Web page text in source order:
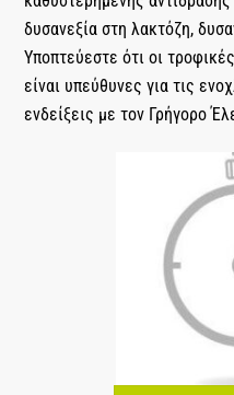
δυσανεξία στη λακτόζη,
Υποπτεύεστε ότι οι
είναι υπεύθυνες για τις
ενδείξεις με τον Γρήγορο